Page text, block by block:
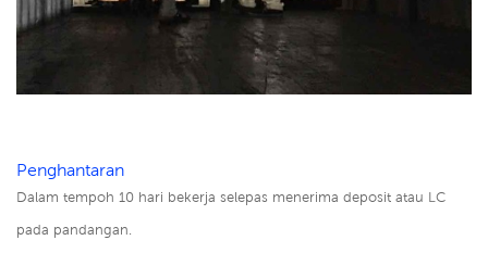
Penghantaran
Dalam tempoh 10 hari bekerja selepas menerima deposit atau LC
pada pandangan.